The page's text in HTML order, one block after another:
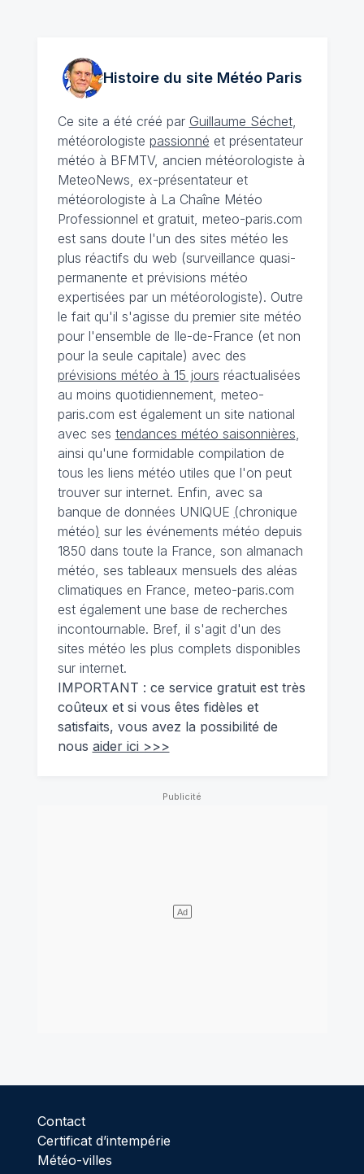
Histoire du site MétéoParis
Ce site a été créé par Guillaume Séchet,
météorologiste passionné et présentateur
météo à BFMTV, ancien météorologiste à
MeteoNews, ex-présentateur et
météorologiste à La Chaîne Météo
Professionnel et gratuit, meteo-paris.com
est sans doute l'un des sites météo les
plus réactifs du web (surveillance quasi-
permanente et prévisions météo
expertisées par un météorologiste). Outre
le fait qu'il s'agisse du premier site météo
pour l'ensemble de Ile-de-France (et non
pour la seule capitale) avec des
prévisions météo à 15 jours réactualisées
au moins quotidiennement, meteo-
paris.com est également un site national
avec ses tendances météo saisonnières,
ainsi qu'une formidable compilation de
tous les liens météo utiles que l'on peut
trouver sur internet. Enfin, avec sa
banque de données UNIQUE (chronique
météo) sur les événements météo depuis
1850 dans toute la France, son almanach
météo, ses tableaux mensuels des aléas
climatiques en France, meteo-paris.com
est également une base de recherches
incontournable. Bref, il s'agit d'un des
sites météo les plus complets disponibles
sur internet.
IMPORTANT : ce service gratuit est très
coûteux et si vous êtes fidèles et
satisfaits, vous avez la possibilité de
nous aider ici >>>
Contact
Certificat d’intempérie
Météo-villes